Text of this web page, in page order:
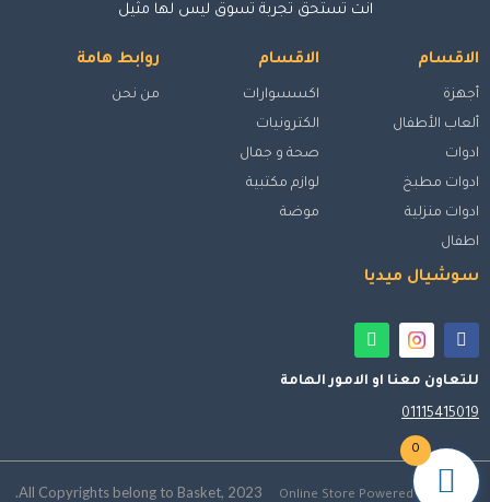
انت تستحق تجربة تسوق ليس لها مثيل
الاقسام
أجهزة
ألعاب الأطفال
ادوات
ادوات مطبخ
ادوات منزلية
اطفال
الاقسام
اكسسوارات
الكترونيات
صحة و جمال
لوازم مكتبية
موضة
روابط هامة
من نحن
سوشيال ميديا
للتعاون معنا او الامور الهامة
01115415019
Online Store Powered by ebaskt
All Copyrights belong to Basket, 2023.
0